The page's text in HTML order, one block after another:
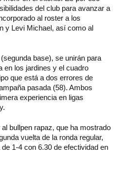
del club para avanzar a
al roster a los
y Levi Michael, así como al
base), se unirán para
en los jardines y el cuadro
que está a dos errores de
pasada (58). Ambos
experiencia en ligas
bullpen rapaz, que ha mostrado
vuelta de la ronda regular,
1-4 con 6.30 de efectividad en